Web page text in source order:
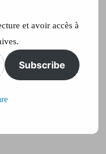
comme
et avoir accès à
Subscribe